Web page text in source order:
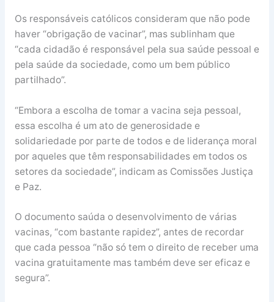
Os responsáveis católicos consideram que não pode
haver “obrigação de vacinar”, mas sublinham que
“cada cidadão é responsável pela sua saúde pessoal e
pela saúde da sociedade, como um bem público
partilhado”.
“Embora a escolha de tomar a vacina seja pessoal,
essa escolha é um ato de generosidade e
solidariedade por parte de todos e de liderança moral
por aqueles que têm responsabilidades em todos os
setores da sociedade”, indicam as Comissões Justiça
e Paz.
O documento saúda o desenvolvimento de várias
vacinas, “com bastante rapidez”, antes de recordar
que cada pessoa “não só tem o direito de receber uma
vacina gratuitamente mas também deve ser eficaz e
segura”.